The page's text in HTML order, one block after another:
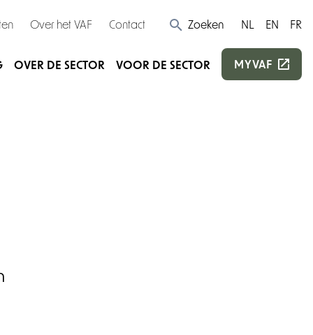
Over het VAF Contact Zoeken NL EN FR
OVER DE SECTOR VOOR DE SECTOR MYVAF